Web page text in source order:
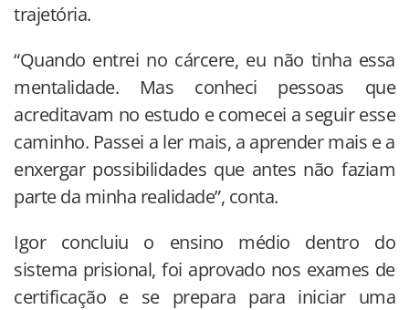
trajetória.
“Quando entrei no cárcere, eu não tinha essa
mentalidade. Mas conheci pessoas que
acreditavam no estudo e comecei a seguir esse
caminho. Passei a ler mais, a aprender mais e a
enxergar possibilidades que antes não faziam
parte da minha realidade”, conta.
Igor concluiu o ensino médio dentro do
sistema prisional, foi aprovado nos exames de
certificação e se prepara para iniciar uma